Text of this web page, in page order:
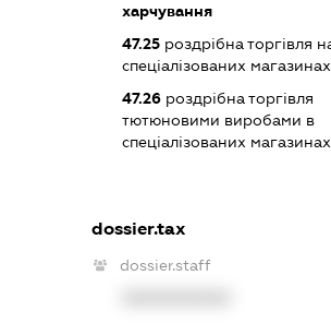
харчування
47.25роздрібна торгівля
спеціалізованих магазинах
47.26роздрібна торгівля
тютюновими виробами в
спеціалізованих магазинах
dossier.tax
dossier.staff